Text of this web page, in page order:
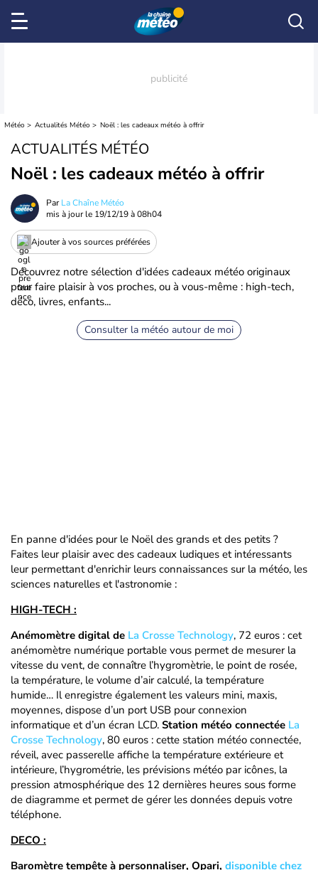
Météo Actualités Météo Noël : les cadeaux météo à offrir
ACTUALITÉS MÉTÉO
Noël : les cadeaux météo à offrir
ParLa Chaîne Météo
mis à jour le 19/12/19 à 08h04
Ajouter à vos sources préférées
Découvrez notre sélection d'idées cadeaux météo originaux
pour faire plaisir à vos proches, ou à vous-même : high-tech,
déco, livres, enfants...
Consulter la météo autour de moi
En panne d'idées pour le Noël des grands et des petits ?
Faites leur plaisir avec des cadeaux ludiques et intéressants
leur permettant d'enrichir leurs connaissances sur la météo, les
sciences naturelles et l'astronomie :
HIGH-TECH :
Anémomètre digital de La Crosse Technology, 72 euros : cet
anémomètre numérique portable vous permet de mesurer la
vitesse du vent, de connaître l’hygromètrie, le point de rosée,
la température, le volume d’air calculé, la température
humide… Il enregistre également les valeurs mini, maxis,
moyennes, dispose d’un port USB pour connexion
informatique et d’un écran LCD. Station météo connectée La
Crosse Technology, 80 euros : cette station météo connectée,
réveil, avec passerelle affiche la température extérieure et
intérieure, l’hygrométrie, les prévisions météo par icônes, la
pression atmosphérique des 12 dernières heures sous forme
de diagramme et permet de gérer les données depuis votre
téléphone.
DECO :
Baromètre tempête à personnaliser, Opari, disponible chez